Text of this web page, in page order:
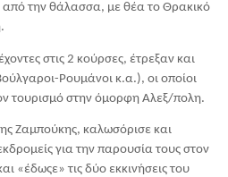
από την θάλασσα, με θέα το Θρακικό
στις 2 κούρσες, έτρεξαν και
Ρουμάνοι κ.α.), οι οποίοι
τουρισμό στην όμορφη Αλεξ/πολη.
Ζαμπούκης, καλωσόρισε και
για την παρουσία τους στον
«έδωςε» τις δύο εκκινήσεις του